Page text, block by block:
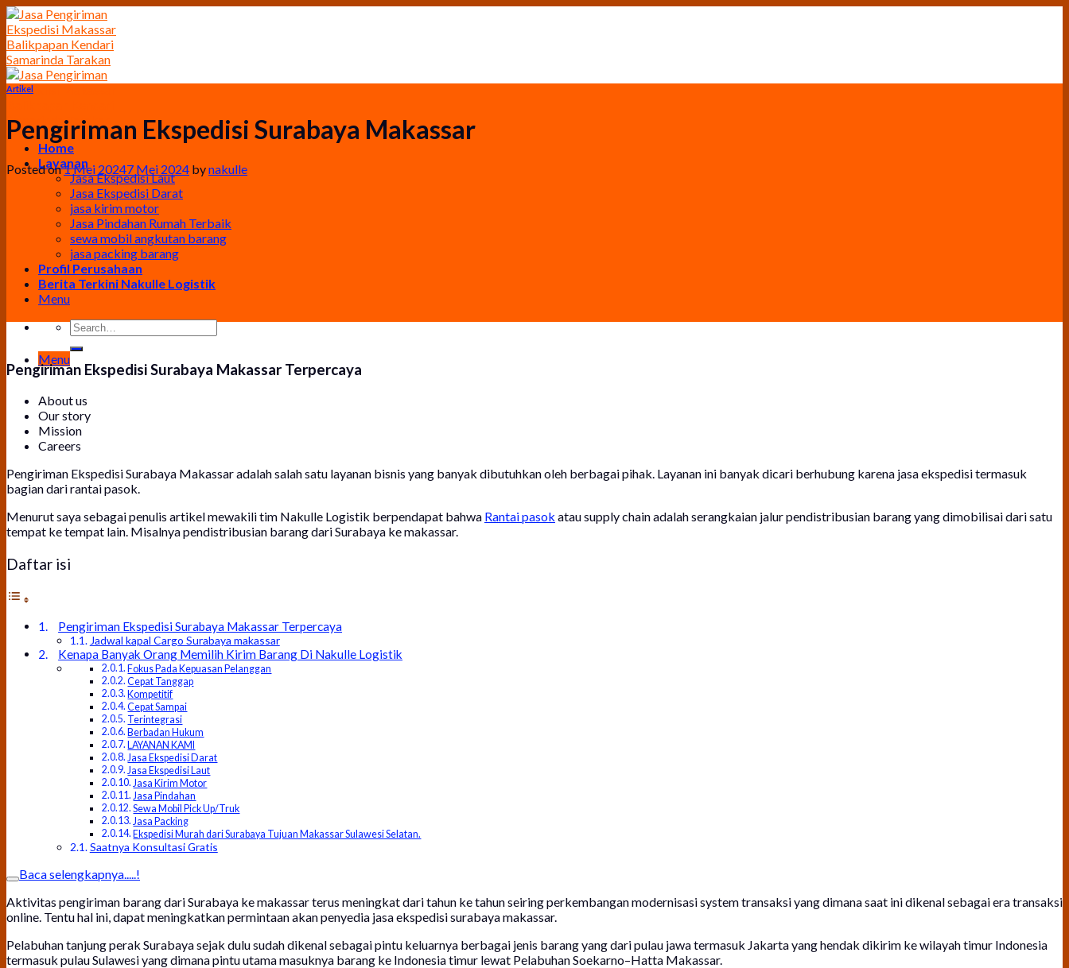
Skip
to
content
Home
Layanan
Jasa Ekspedisi Laut
Jasa Ekspedisi Darat
jasa kirim motor
Jasa Pindahan Rumah Terbaik
sewa mobil angkutan barang
jasa packing barang
Profil Perusahaan
Berita Terkini Nakulle Logistik
Menu
Menu
Artikel
Pengiriman Ekspedisi Surabaya Makassar
Posted on1 Mei 20247 Mei 2024 bynakulle
Pengiriman Ekspedisi Surabaya Makassar Terpercaya
About us
Our story
Mission
Careers
Pengiriman Ekspedisi Surabaya Makassar adalah salah satu layanan bisnis yang banyak dibutuhkan oleh berbagai pihak. Layanan ini banyak dicari berhubung karena jasa ekspedisi termasuk
bagian dari rantai pasok.
Menurut saya sebagai penulis artikel mewakili tim Nakulle Logistik berpendapat bahwa Rantai pasok atau supply chain adalah serangkaian jalur pendistribusian barang yang dimobilisai dari satu
tempat ke tempat lain. Misalnya pendistribusian barang dari Surabaya ke makassar.
Daftar isi
Pengiriman Ekspedisi Surabaya Makassar Terpercaya
Jadwal kapal Cargo Surabaya makassar
Kenapa Banyak Orang Memilih Kirim Barang Di Nakulle Logistik
Fokus Pada Kepuasan Pelanggan
Cepat Tanggap
Kompetitif
Cepat Sampai
Terintegrasi
Berbadan Hukum
LAYANAN KAMI
Jasa Ekspedisi Darat
Jasa Ekspedisi Laut
Jasa Kirim Motor
Jasa Pindahan
Sewa Mobil Pick Up/Truk
Jasa Packing
Ekspedisi Murah dari Surabaya Tujuan Makassar Sulawesi Selatan.
Saatnya Konsultasi Gratis
Baca selengkapnya.....!
Aktivitas pengiriman barang dari Surabaya ke makassar terus meningkat dari tahun ke tahun seiring perkembangan modernisasi system transaksi yang dimana saat ini dikenal sebagai era transaksi
online. Tentu hal ini, dapat meningkatkan permintaan akan penyedia jasa ekspedisi surabaya makassar.
Pelabuhan tanjung perak Surabaya sejak dulu sudah dikenal sebagai pintu keluarnya berbagai jenis barang yang dari pulau jawa termasuk Jakarta yang hendak dikirim ke wilayah timur Indonesia
termasuk pulau Sulawesi yang dimana pintu utama masuknya barang ke Indonesia timur lewat Pelabuhan Soekarno–Hatta Makassar.